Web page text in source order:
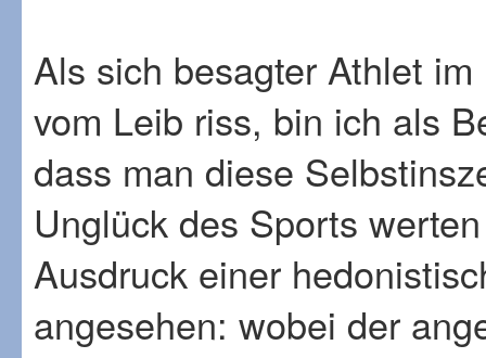
Als sich besagter Athlet
vom Leib riss, bin ich als
dass man diese
Unglück des Sports
Ausdruck einer
angesehen: wobei der